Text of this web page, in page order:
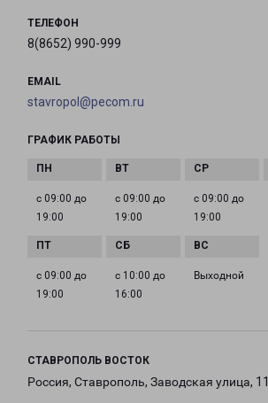
ТЕЛЕФОН
8(8652) 990-999
EMAIL
stavropol@pecom.ru
ГРАФИК РАБОТЫ
с 09:00 до
19:00
с 09:00 до
19:00
с 09:00 до
19:00
с 09:00 до
19:00
с 10:00 до
16:00
Выходной
СТАВРОПОЛЬ ВОСТОК
Россия, Ставрополь, Заводская улица, 11